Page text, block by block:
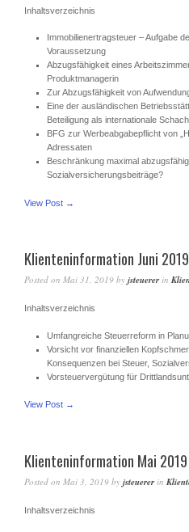
Inhaltsverzeichnis
Immobilienertragsteuer – Aufgabe
Voraussetzung
Abzugsfähigkeit eines
Produktmanagerin
Zur Abzugsfähigkeit von
Eine der ausländischen
Beteiligung als internationale
BFG zur Werbeabgabepflicht von
Adressaten
Beschränkung maximal
Sozialversicherungsbeiträge?
View Post →
Klienteninformation Juni 2019
Posted on Mai 31, 2019 by jsteuerer in
Inhaltsverzeichnis
Umfangreiche Steuerreform in
Vorsicht vor finanziellen
Konsequenzen bei Steuer,
Vorsteuervergütung für
View Post →
Klienteninformation Mai 2019
Posted on Mai 3, 2019 by jsteuerer in
Inhaltsverzeichnis